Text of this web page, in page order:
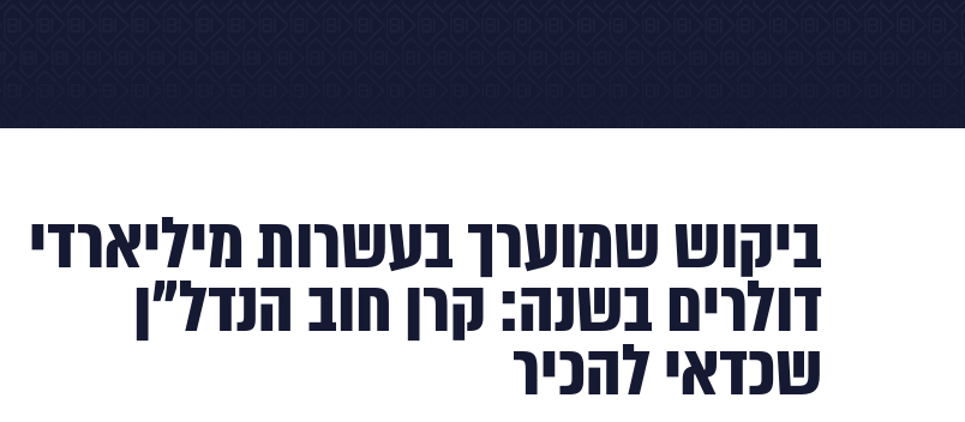
ביקוש שמוערך בעשרות מיליארדי
דולרים בשנה: קרן חוב הנדל"ן
שכדאי להכיר